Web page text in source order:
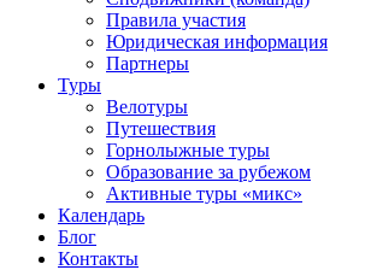
Правила участия
Юридическая информация
Партнеры
Туры
Велотуры
Путешествия
Горнолыжные туры
Образование за рубежом
Активные туры «микс»
Календарь
Блог
Контакты